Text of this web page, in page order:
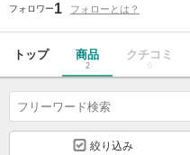
フォロワー1 フォローとは？
トップ 商品
2
クチコミ
0
絞り込み